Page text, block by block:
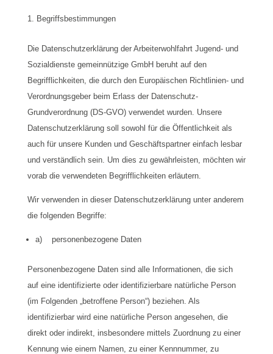
Begriffsbestimmungen
Die Datenschutzerklärung der Arbeiterwohlfahrt Jugend- und
Sozialdienste gemeinnützige GmbH beruht auf den
Begrifflichkeiten, die durch den Europäischen Richtlinien- und
Verordnungsgeber beim Erlass der Datenschutz-
Grundverordnung (DS-GVO) verwendet wurden. Unsere
Datenschutzerklärung soll sowohl für die Öffentlichkeit als
auch für unsere Kunden und Geschäftspartner einfach lesbar
und verständlich sein. Um dies zu gewährleisten, möchten wir
vorab die verwendeten Begrifflichkeiten erläutern.
Wir verwenden in dieser Datenschutzerklärung unter anderem
die folgenden Begriffe:
a) personenbezogene Daten
Personenbezogene Daten sind alle Informationen, die sich
auf eine identifizierte oder identifizierbare natürliche Person
(im Folgenden „betroffene Person“) beziehen. Als
identifizierbar wird eine natürliche Person angesehen, die
direkt oder indirekt, insbesondere mittels Zuordnung zu einer
Kennung wie einem Namen, zu einer Kennnummer, zu